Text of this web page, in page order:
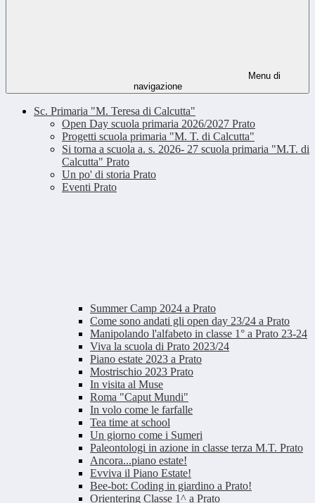
Menu di
navigazione
Sc. Primaria "M. Teresa di Calcutta"
Open Day scuola primaria 2026/2027 Prato
Progetti scuola primaria "M. T. di Calcutta"
Si torna a scuola a. s. 2026- 27 scuola primaria "M.T. di
Calcutta" Prato
Un po' di storia Prato
Eventi Prato
Summer Camp 2024 a Prato
Come sono andati gli open day 23/24 a Prato
Manipolando l'alfabeto in classe 1° a Prato 23-24
Viva la scuola di Prato 2023/24
Piano estate 2023 a Prato
Mostrischio 2023 Prato
In visita al Muse
Roma "Caput Mundi"
In volo come le farfalle
Tea time at school
Un giorno come i Sumeri
Paleontologi in azione in classe terza M.T. Prato
Ancora...piano estate!
Evviva il Piano Estate!
Bee-bot: Coding in giardino a Prato!
Orientering Classe 1^ a Prato